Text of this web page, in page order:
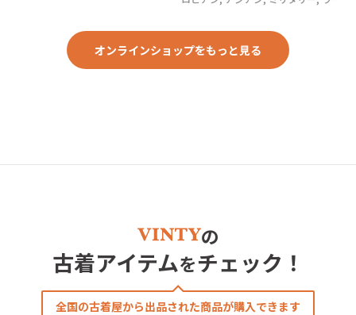
オンラインショップをもっと見る
の
古着アイテムをチェック！
全国の古着屋から出品された商品が購入できます